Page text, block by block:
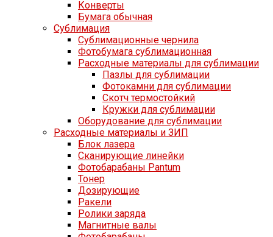
Конверты
Бумага обычная
Сублимация
Сублимационные чернила
Фотобумага сублимационная
Расходные материалы для сублимации
Пазлы для сублимации
Фотокамни для сублимации
Скотч термостойкий
Кружки для сублимации
Оборудование для сублимации
Расходные материалы и ЗИП
Блок лазера
Сканирующие линейки
Фотобарабаны Pantum
Тонер
Дозирующие
Ракели
Ролики заряда
Магнитные валы